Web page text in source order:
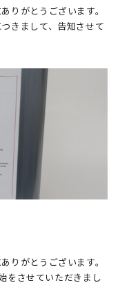
りがとうございます。
きまして、告知させて
りがとうございます。
をさせていただきまし